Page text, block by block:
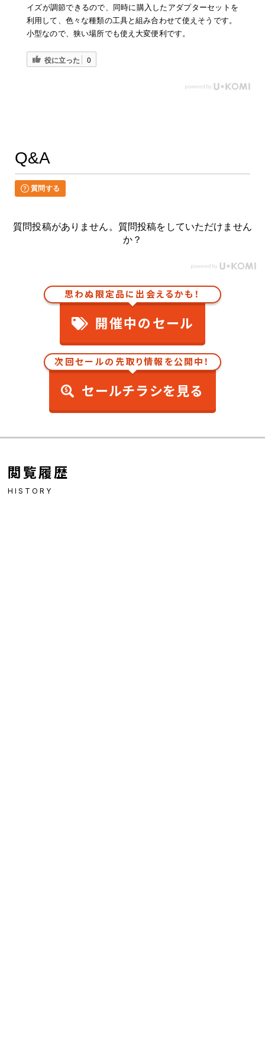
イズが調節できるので、同時に購入したアダプターセットを
利用して、色々な種類の工具と組み合わせて使えそうです。
小型なので、狭い場所でも使え大変便利です。
役に立った 0
Q&A
質問する
質問投稿がありません。質問投稿をしていただけません
か？
思わぬ限定品に出会えるかも！
開催中のセール
次回セールの先取り情報を公開中！
セールチラシを見る
閲覧履歴
HISTORY